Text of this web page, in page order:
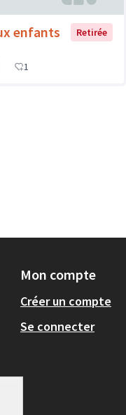
enfants
Retirée
1
Mon compte
Créer un compte
Se connecter